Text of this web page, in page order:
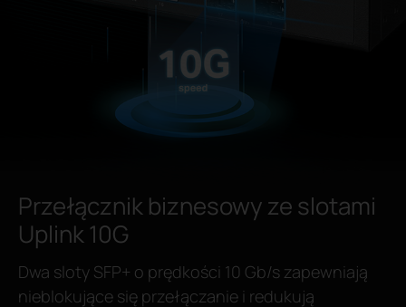
Przełącznik biznesowyze slotami
Uplink 10G
Dwa sloty SFP+ o prędkości 10 Gb/s zapewniają
nieblokujące się przełączanie i redukują